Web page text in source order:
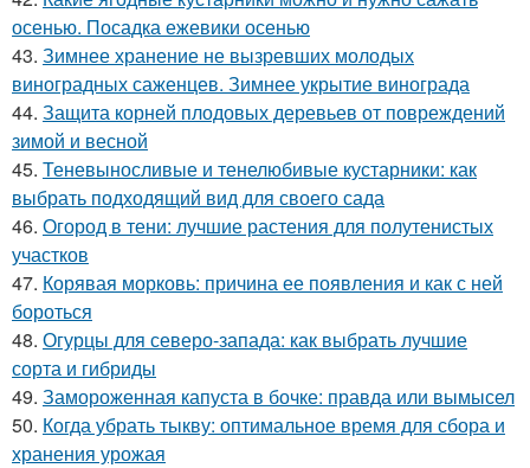
осенью. Посадка ежевики осенью
43. Зимнее хранение не вызревших молодых
виноградных саженцев. Зимнее укрытие винограда
44. Защита корней плодовых деревьев от повреждений
зимой и весной
45. Теневыносливые и тенелюбивые кустарники: как
выбрать подходящий вид для своего сада
46. Огород в тени: лучшие растения для полутенистых
участков
47. Корявая морковь: причина ее появления и как с ней
бороться
48. Огурцы для северо-запада: как выбрать лучшие
сорта и гибриды
49. Замороженная капуста в бочке: правда или вымысел
50. Когда убрать тыкву: оптимальное время для сбора и
хранения урожая